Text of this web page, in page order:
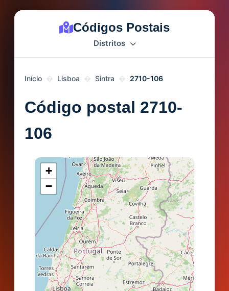
Códigos Postais
Distritos
Início Lisboa Sintra 2710-106
Código postal 2710-
106
+
−